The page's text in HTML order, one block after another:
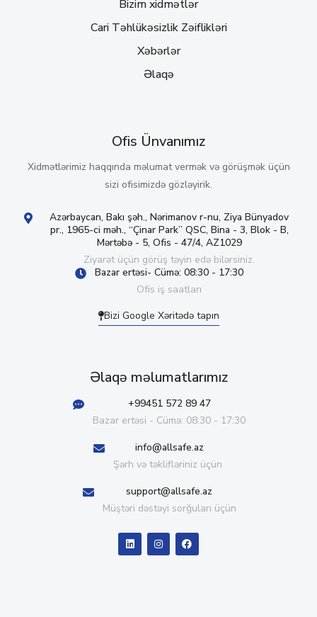
Bizim xidmətlər
Cari Təhlükəsizlik Zəiflikləri
Xəbərlər
Əlaqə
Ofis Ünvanımız
Xidmətlərimiz haqqında məlumat vermək və görüşmək üçün
sizi ofisimizdə gözləyirik.
Azərbaycan, Bakı şəh., Nərimanov r-nu, Ziya Bünyadov
pr., 1965-ci məh., “Çinar Park” QSC, Bina - 3, Blok - B,
Mərtəbə - 5, Ofis - 47/4, AZ1029
Ziyarət üçün görüş təyin edə bilərsiniz.
Bazar ertəsi- Cümə: 08:30 - 17:30
Ofis iş saatları
Bizi Google Xəritədə tapın
Əlaqə məlumatlarımız
+99451 572 89 47
Bazar ertəsi - Cümə: 08:30 - 17:30
info@allsafe.az
Şərh və təklifləriniz üçün
support@allsafe.az
Müştəri dəstəyi sorğuları üçün